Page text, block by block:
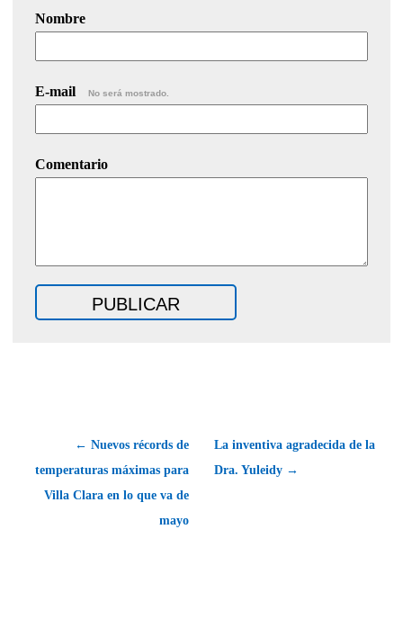
Nombre
E-mail No será mostrado.
Comentario
← Nuevos récords de
temperaturas máximas para
Villa Clara en lo que va de
mayo
La inventiva agradecida de la
Dra. Yuleidy →